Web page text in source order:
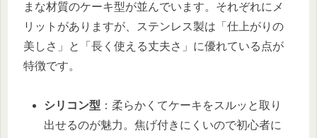
まな材質のケーキ型が並んでいます。それぞれにメ
リットがありますが、ステンレス製は「仕上がりの
美しさ」と「長く使える丈夫さ」に優れている点が
特徴です。
シリコン型 ：柔らかくてケーキをスルッと取り
出せるのが魅力。焦げ付きにくいので初心者に